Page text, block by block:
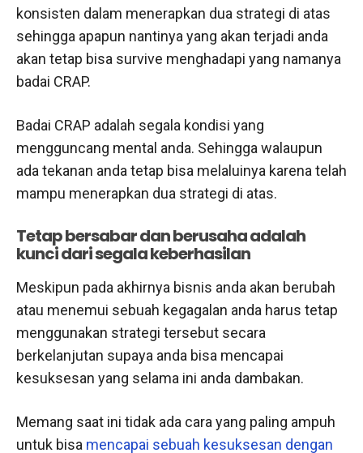
konsisten dalam menerapkan dua strategi di atas
sehingga apapun nantinya yang akan terjadi anda
akan tetap bisa survive menghadapi yang namanya
badai CRAP.
Badai CRAP adalah segala kondisi yang
mengguncang mental anda. Sehingga walaupun
ada tekanan anda tetap bisa melaluinya karena telah
mampu menerapkan dua strategi di atas.
Tetap bersabar dan berusaha adalah
kunci dari segala keberhasilan
Meskipun pada akhirnya bisnis anda akan berubah
atau menemui sebuah kegagalan anda harus tetap
menggunakan strategi tersebut secara
berkelanjutan supaya anda bisa mencapai
kesuksesan yang selama ini anda dambakan.
Memang saat ini tidak ada cara yang paling ampuh
untuk bisa mencapai sebuah kesuksesan dengan